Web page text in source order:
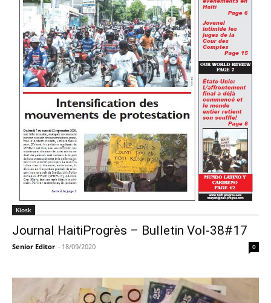
Kiosk
Journal HaitiProgrès – Bulletin Vol-38#17
Senior Editor - 18/09/2020 0